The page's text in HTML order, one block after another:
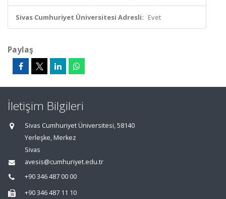
Sivas Cumhuriyet Üniversitesi Adresli: Evet
Paylaş
İletişim Bilgileri
Sivas Cumhuriyet Üniversitesi, 58140
Yerleşke, Merkez
Sivas
avesis@cumhuriyet.edu.tr
+90 346 487 00 00
+90 346 487 11 10